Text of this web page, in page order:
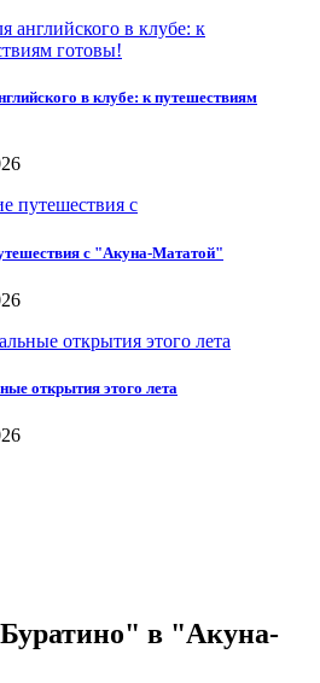
в клубе: к путешествиям
с "Акуна-Мататой"
открытия этого лета
в "Акуна-